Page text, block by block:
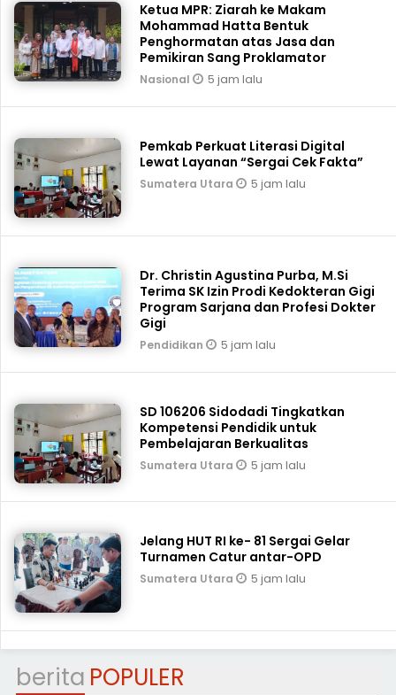
Ketua MPR: Ziarah ke Makam
Mohammad Hatta Bentuk
Penghormatan atas Jasa dan
Pemikiran Sang Proklamator
Nasional 5 jam lalu
Pemkab Perkuat Literasi Digital
Lewat Layanan “Sergai Cek Fakta”
Sumatera Utara 5 jam lalu
Dr. Christin Agustina Purba, M.Si
Terima SK Izin Prodi Kedokteran Gigi
Program Sarjana dan Profesi Dokter
Gigi
Pendidikan 5 jam lalu
SD 106206 Sidodadi Tingkatkan
Kompetensi Pendidik untuk
Pembelajaran Berkualitas
Sumatera Utara 5 jam lalu
Jelang HUT RI ke- 81 Sergai Gelar
Turnamen Catur antar-OPD
Sumatera Utara 5 jam lalu
berita POPULER